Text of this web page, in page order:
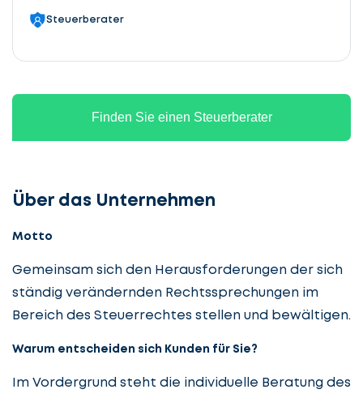
Steuerberater
Finden Sie einen Steuerberater
Über das Unternehmen
Motto
Gemeinsam sich den Herausforderungen der sich
ständig verändernden Rechtssprechungen im
Bereich des Steuerrechtes stellen und bewältigen.
Warum entscheiden sich Kunden für Sie?
Im Vordergrund steht die individuelle Beratung des